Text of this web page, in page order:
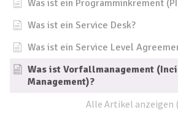
Was ist ein Programminkrement
Was ist ein Service Desk?
Was ist ein Service Level
Was ist Vorfallmanagement
Management)?
Alle Artikel anzeigen